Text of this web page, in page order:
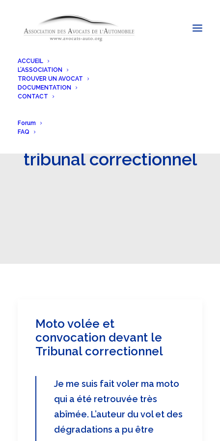
ACCUEIL
L’ASSOCIATION
TROUVER UN AVOCAT
DOCUMENTATION
CONTACT
Forum
FAQ
tribunal correctionnel
Moto volée et
convocation devant le
Tribunal correctionnel
Je me suis fait voler ma moto
qui a été retrouvée très
abîmée. L’auteur du vol et des
dégradations a pu être